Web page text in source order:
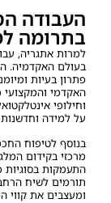
העבודה
בתרומה
למרות אתגריה,
בעולם האקדמיה.
פתרון בעיות
האקדמי
וחילופי
על למידה
בנוסף לטיפוח
מרכזי בקידום
התעמקות בסוגיות
תורמים לשיח
ומעצבים את קווי